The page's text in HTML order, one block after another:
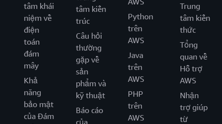
tâm khái
niệm về
điện
toán
đám
mây
Khả
năng
bảo mật
của Đám
tâm kiến
trúc
Câu hỏi
thường
gặp về
sản
phẩm và
kỹ thuật
Báo cáo
Python
trên
AWS
Java
trên
AWS
PHP
trên
AWS
Trung
tâm kiến
thức
Tổng
quan về
Hỗ trợ
AWS
Nhận
trợ giúp
từ